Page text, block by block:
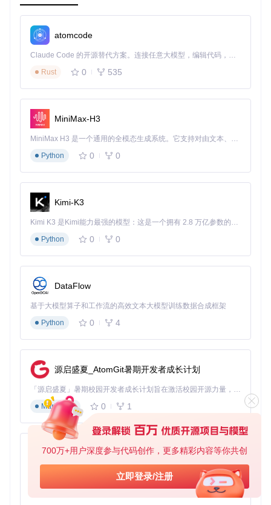
700万+用户深度参与代码创作，更多精彩内容等你共创
立即登录/注册
开发环境集成
在开发环境中集成Inter字体可通过多种方式实现。对于Web开
发项目，推荐使用npm包管理工具进行安装：
支持现代浏览器的字体子集加载功能。对于需要本地开发的场
景，可通过Git克隆完整项目仓库：
git clone
项目源码中包含完整的字体构建工具链，支持自定义字重组合
与特性子集生成。
生产环境部署
集化技术，只包含项目所需的字符集，可将文件体积减少70%
以上。以下是典型的Webpack配置示例：
module .exports
module
rules: [
test
: /\.(woff|woff2)$/
name: '[name].[ext]',
          }
        }
      }
    ]
  }
对于移动应用开发，建议将字体文件集成到应用资源中，通过
原生API加载。iOS平台可将字体文件添加到项目的Info.plist配
置中，Android平台则需放置在assets/fonts目录下。
atomcode
Claude Code 的开源替代方案。连接任意大模型，编辑代码，运行命令，自动验证 — 全自动执行。用 Rust 构建，极致性能。 ｜ An open-source alternative to Claude Code. Connect any LLM, edit code, run commands, and verify changes — autonomously. Built in Rust for speed. Get Started
Rust
0 535
MiniMax-H3
MiniMax H3 是一个通用的全模态生成系统。它支持对由文本、图像、视频和音频组成的多模态上下文进行统一理解，并能生成分辨率高达 2K、时长可达 15 秒的带原生立体声音频的视频。得益于面向任务泛化的系统设计，H3 在预训练阶段就已具备广泛的多模态上下文理解与生成能力，能够出色地执行复杂的多模态指令。
Python
0 0
Kimi-K3
Kimi K3 是Kimi能力最强的模型：这是一个拥有 2.8 万亿参数的混合专家（MoE）模型，具备原生视觉理解能力，并支持 100 万 token 的上下文窗口。
Python
0 0
DataFlow
基于大模型算子和工作流的高效文本大模型训练数据合成框架
Python
0 4
源启盛夏_AtomGit暑期开发者成长计划
「源启盛夏」暑期校园开发者成长计划旨在激活校园开源力量，通过积分激励、认证扶持、资源倾斜等形式，引导高校组织和开发者完成「入驻 — 建项目 — 做贡献 — 获认证 — 得资源」的完整闭环。无论你是想带领社团入驻平台的组织者，还是希望用代码贡献证明自己的开发者，都能在这里找到属于你的成长路径。
Markdown
0 1
py-xiaozhi
基于Python的Xiaozhi AI，适用于想要完整Xiaozhi体验而无需拥有专用硬件的用户。
Python
0 1